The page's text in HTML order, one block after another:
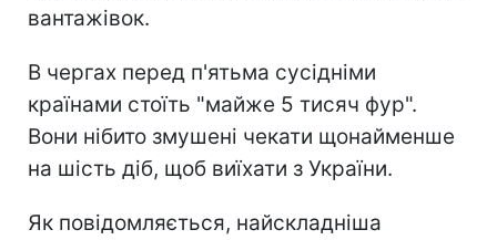
вантажівок.
В чергах перед п'ятьма сусідніми
країнами стоїть "майже 5 тисяч фур".
Вони нібито змушені чекати щонайменше
на шість діб, щоб виїхати з України.
Як повідомляється, найскладніша